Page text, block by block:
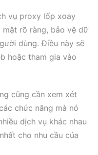
vụ proxy lốp xoay
mật rõ ràng, bảo vệ dữ
dùng. Điều này sẽ
hoặc tham gia vào
cũng cần xem xét
chức năng mà nó
dịch vụ khác nhau
cho nhu cầu của